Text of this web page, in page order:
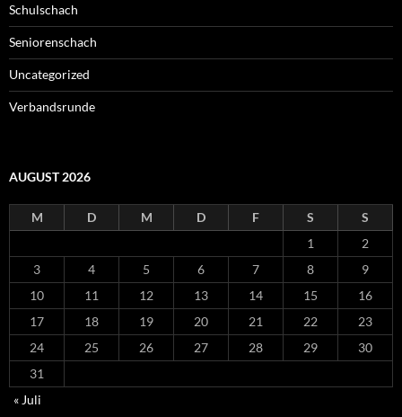
Schulschach
Seniorenschach
Uncategorized
Verbandsrunde
AUGUST 2026
M D M D F S
S
1
2
3
4 5 6 7 8
9
10
11 12 13 14 15
16
17
18 19 20 21 22
23
24
25 26 27 28 29
30
31
« Juli